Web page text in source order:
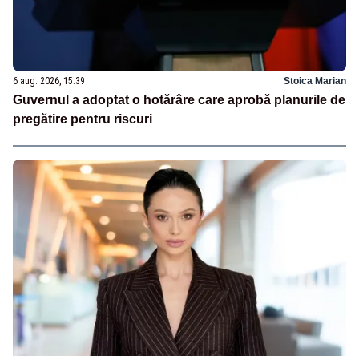
6 aug. 2026, 15:39 Stoica Marian
Guvernul a adoptat o hotărâre care aprobă planurile de
pregătire pentru riscuri